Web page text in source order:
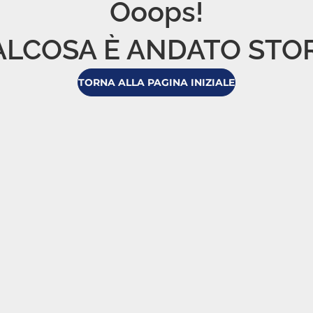
Ooops!
È ANDATO
TORNA ALLA PAGINA INIZIALE